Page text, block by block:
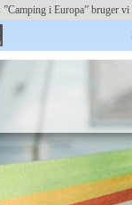
”Camping i Europa”